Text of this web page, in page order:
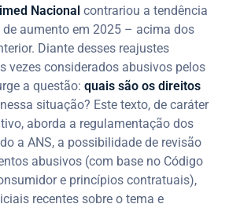
Nacional contrariou a tendência
de aumento em 2025 – acima dos
Diante desses reajustes
vezes considerados abusivos pelos
a questão:quais são os direitos
nessa situação? Este texto, de caráter
aborda a regulamentação dos
a ANS, a possibilidade de revisão
abusivos (com base no Código
e princípios contratuais),
recentes sobre o tema e